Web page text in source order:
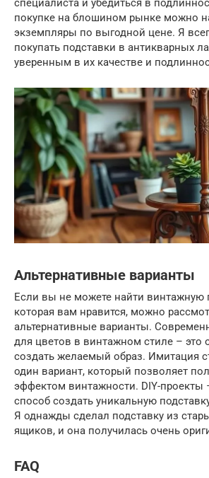
специалиста и убедиться в
покупке на блошином рынке можно
экземпляры по выгодной цене. Я
покупать подставки в антикварных
уверенным в их качестве и
Альтернативные варианты
Если вы не можете найти винтажную
которая вам нравится, можно
альтернативные варианты.
для цветов в винтажном стиле – это
создать желаемый образ. Имитация
один вариант, который позволяет
эффектом винтажности. DIY-проекты
способ создать уникальную
Я однажды сделал подставку из
ящиков, и она получилась очень
FAQ